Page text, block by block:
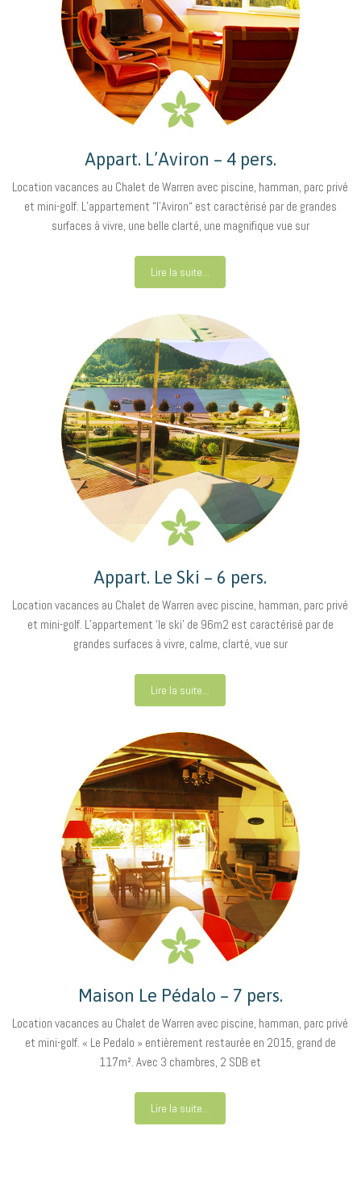
Appart. L’Aviron – 4 pers.
Location vacances au Chalet de Warren avec piscine, hamman, parc privé
et mini-golf. L’appartement “l’Aviron“ est caractérisé par de grandes
surfaces à vivre, une belle clarté, une magnifique vue sur
Lire la suite...
Appart. Le Ski – 6 pers.
Location vacances au Chalet de Warren avec piscine, hamman, parc privé
et mini-golf. L’appartement ‘le ski’ de 96m2 est caractérisé par de
grandes surfaces à vivre, calme, clarté, vue sur
Lire la suite...
Maison Le Pédalo – 7 pers.
Location vacances au Chalet de Warren avec piscine, hamman, parc privé
et mini-golf. « Le Pedalo » entièrement restaurée en 2015, grand de
117m². Avec 3 chambres, 2 SDB et
Lire la suite...